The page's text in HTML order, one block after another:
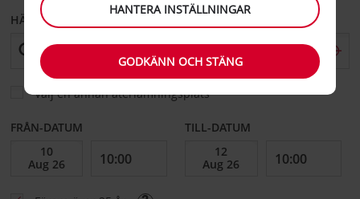
HÄMTA FRÅN
Välj en annan återlämningsplats
FRÅN-DATUM TILL-DATUM
HANTERA INSTÄLLNINGAR
GODKÄNN OCH STÄNG